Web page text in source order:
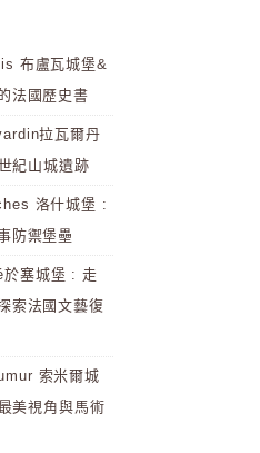
布盧瓦城堡&
法國歷史書
拉瓦爾丹
紀山城遺跡
洛什城堡 :
防禦堡壘
於塞城堡 : 走
索法國文藝復
索米爾城
美視角與馬術